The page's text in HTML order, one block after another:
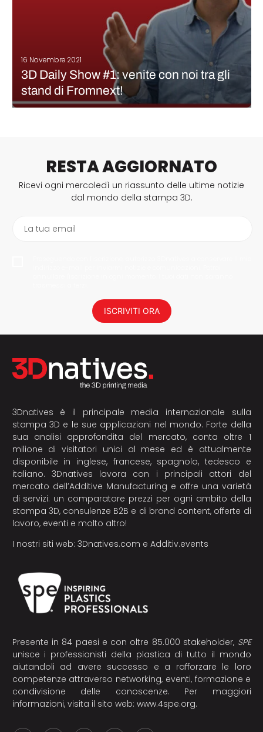
16 Novembre 2021
3D Daily Show #1: venite con noi tra gli
stand di Fromnext!
CONTINUA A LEGGERE
RESTA AGGIORNATO
Ricevi ogni mercoledì un riassunto delle ultime notizie
dal mondo della stampa 3D.
La tua email
ISCRIVITI ORA
3Dnatives è il principale media internazionale sulla
stampa 3D e le sue applicazioni nel mondo. Forte della
sua analisi approfondita del mercato, conta oltre 1
milione di visitatori unici al mese ed è attualmente
disponibile in inglese, francese, spagnolo, tedesco e
italiano. 3Dnatives lavora con i principali attori del
mercato dell’Additive Manufacturing e offre una varietà
di servizi: un comparatore prezzi per ogni ambito della
stampa 3D, consulenze B2B e di brand content, offerte di
lavoro, eventi e molto altro!
I nostri siti web: 3Dnatives.com e Additiv.events
Presente in 84 paesi e con oltre 85.000 stakeholder, SPE
unisce i professionisti della plastica di tutto il mondo
aiutandoli ad avere successo e a rafforzare le loro
competenze attraverso networking, eventi, formazione e
condivisione delle conoscenze. Per maggiori
informazioni, visita il sito web: www.4spe.org.